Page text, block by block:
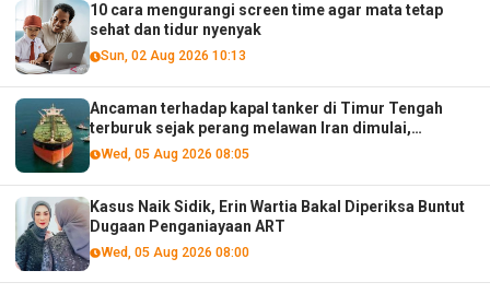
10 cara mengurangi screen time agar mata tetap
sehat dan tidur nyenyak
Sun, 02 Aug 2026 10:13
Ancaman terhadap kapal tanker di Timur Tengah
terburuk sejak perang melawan Iran dimulai,
menurut analis
Wed, 05 Aug 2026 08:05
Kasus Naik Sidik, Erin Wartia Bakal Diperiksa Buntut
Dugaan Penganiayaan ART
Wed, 05 Aug 2026 08:00